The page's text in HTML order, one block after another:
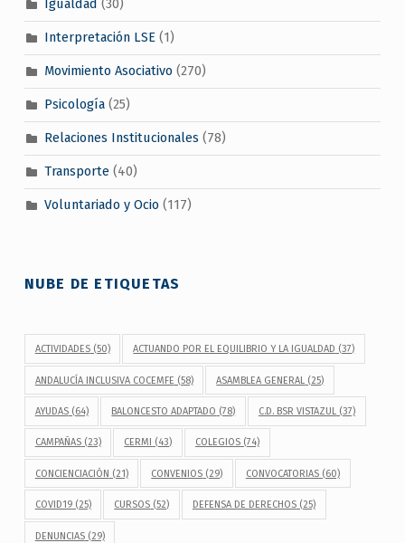
Igualdad (30)
Interpretación LSE(1)
Movimiento Asociativo (270)
Psicología(25)
Relaciones Institucionales (78)
Transporte(40)
Voluntariado y Ocio (117)
NUBE DE ETIQUETAS
ACTIVIDADES(50) ACTUANDO POR EL EQUILIBRIO Y LA IGUALDAD (37)
ANDALUCÍA INCLUSIVA COCEMFE (58) ASAMBLEA GENERAL (25)
AYUDAS(64) BALONCESTO ADAPTADO (78) C.D. BSR VISTAZUL(37)
CAMPAÑAS(23) CERMI (43) COLEGIOS(74)
CONCIENCIACIÓN (21) CONVENIOS (29) CONVOCATORIAS(60)
COVID19(25) CURSOS (52) DEFENSA DE DERECHOS(25)
DENUNCIAS(29)